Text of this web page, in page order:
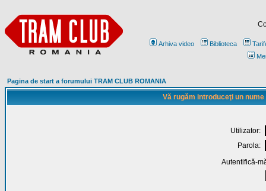
Arhiva video Biblioteca
Pagina de start a forumului TRAM CLUB ROMANIA
Vă rugăm introduceţi un
Utilizator:
Parola:
Autentifică-